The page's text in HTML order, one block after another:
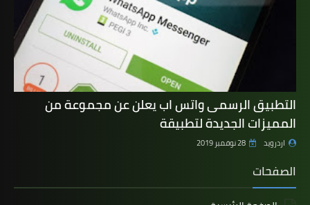
التطبيق الرسمى واتس اب يعلن عن مجموعة من
المميزات الجديدة لتطبيقة
اردرويد 28 نوفمبر 2019
الصفحات